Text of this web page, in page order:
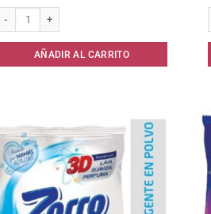
Jabon Zorro Clasico Regular 400 grs * cantidad
AÑADIR AL CARRITO